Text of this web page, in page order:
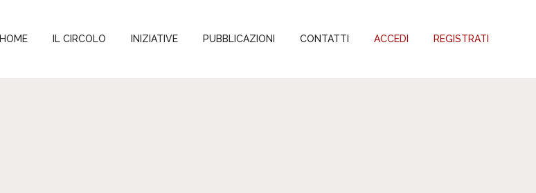
HOME IL CIRCOLO INIZIATIVE PUBBLICAZIONI CONTATTI ACCEDI REGISTRATI